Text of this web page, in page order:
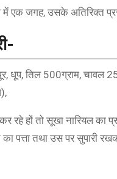
एक जगह, उसके अतिरिक्त
तिल 500ग्राम, चावल
रहे हों तो सूखा नारियल का
का पत्ता तथा उस पर सुपारी